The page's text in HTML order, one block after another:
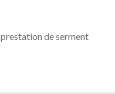
de serment